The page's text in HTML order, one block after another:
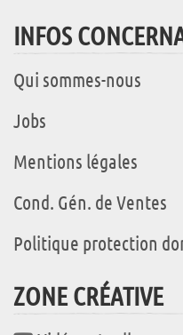
INFOS
Qui sommes-nous
Jobs
Mentions légales
Cond. Gén. de Ventes
Politique protection
ZONE CRÉATIVE